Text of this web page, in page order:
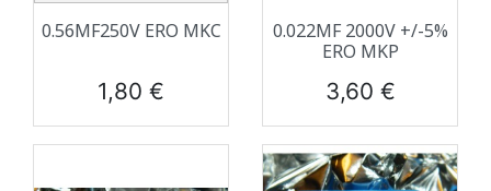
0.56ΜF250V ERO MKC
Prix
1,80 €
0.022ΜF 2000V +/-5%
ERO MKP
Prix
3,60 €